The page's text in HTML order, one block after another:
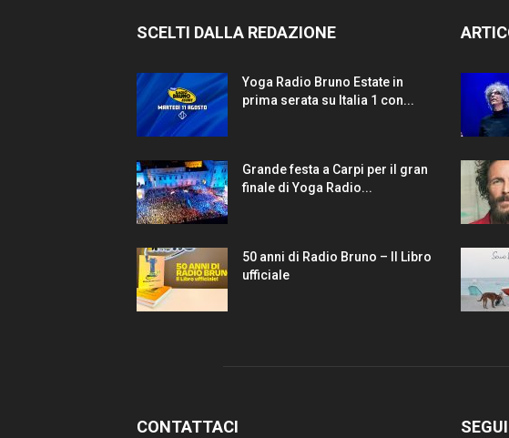
SCELTI DALLA REDAZIONE
Yoga Radio Bruno Estate in
prima serata su Italia 1 con...
Grande festa a Carpi per il gran
finale di Yoga Radio...
50 anni di Radio Bruno – Il Libro
ufficiale
CONTATTACI